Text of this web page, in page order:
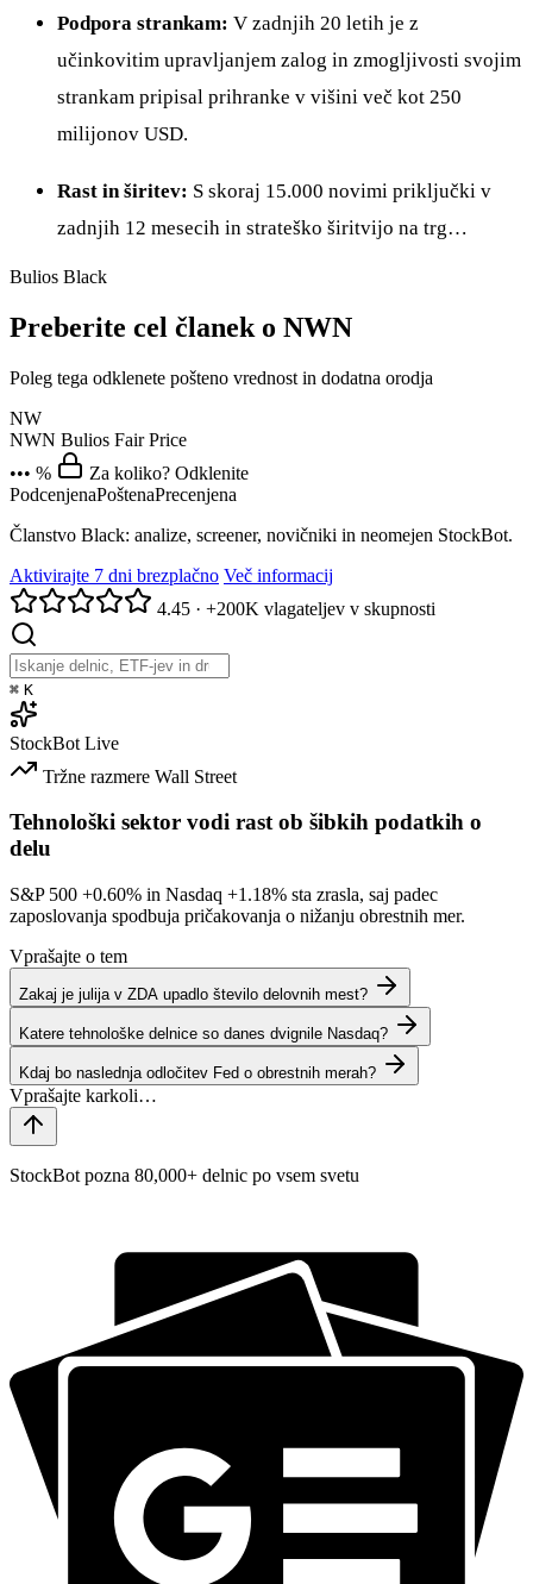
Podpora strankam: V zadnjih 20 letih je z
učinkovitim upravljanjem zalog in zmogljivosti svojim
strankam pripisal prihranke v višini več kot 250
milijonov USD.
Rast in širitev: S skoraj 15.000 novimi priključki v
zadnjih 12 mesecih in strateško širitvijo na trg…
Bulios Black
Preberite cel članek o NWN
Poleg tega odklenete pošteno vrednost in dodatna orodja
NW
NWN Bulios Fair Price
••• %
Za koliko? Odklenite
PodcenjenaPoštenaPrecenjena
Članstvo Black: analize, screener, novičniki in neomejen StockBot.
Aktivirajte 7 dni brezplačno Več informacij
4.45 · +200K vlagateljev v skupnosti
⌘ K
StockBot Live
Tržne razmere Wall Street
Tehnološki sektor vodi rast ob šibkih podatkih o
delu
S&P 500 +0.60% in Nasdaq +1.18% sta zrasla, saj padec
zaposlovanja spodbuja pričakovanja o nižanju obrestnih mer.
Vprašajte o tem
Zakaj je julija v ZDA upadlo število delovnih mest?
Katere tehnološke delnice so danes dvignile Nasdaq?
Kdaj bo naslednja odločitev Fed o obrestnih merah?
StockBot pozna 80,000+ delnic po vsem svetu